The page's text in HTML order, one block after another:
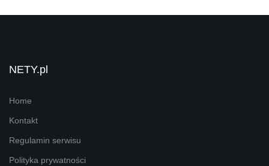
NETY.pl
Home
Kontakt
Regulamin serwisu
Polityka prywatności